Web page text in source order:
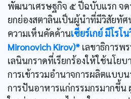
พัฒนาเศรษฐกิจ ๕ ปีฉบับแรก จด
ยกย่องสตาลินเป็นผู้นำที่มีวิสัยทัศ
ความเห็นคัดค้านเซียร์เกย์ มีโรโ
Mironovich Kirov)* เลขาธิการพ
เลนินกราดที่เรียกร้องให้ใช้นโย
การเข้ารวมอำนาจการผลิตแบบ
การปันอาหารแก่กรรมกรมากขึ้น